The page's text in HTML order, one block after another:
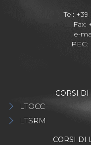
Tel:
Fax:
e-
PEC:
CORSI
LTOCC
LTSRM
CORSI DI